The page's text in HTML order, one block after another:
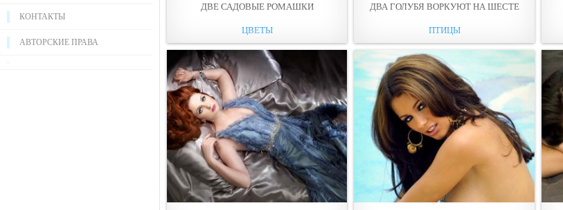
КОНТАКТЫ
АВТОРСКИЕ ПРАВА
ДВЕ САДОВЫЕ РОМАШКИ
ЦВЕТЫ
ДВА ГОЛУБЯ ВОРКУЮТ НА ШЕСТЕ
ПТИЦЫ